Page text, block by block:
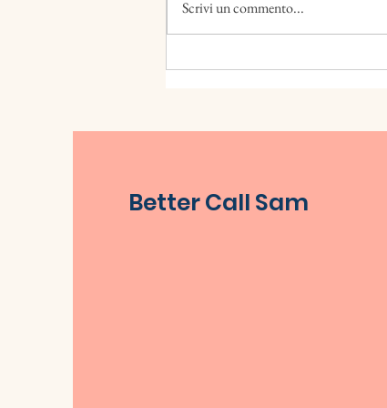
Scrivi un commento...
Better Call Sam